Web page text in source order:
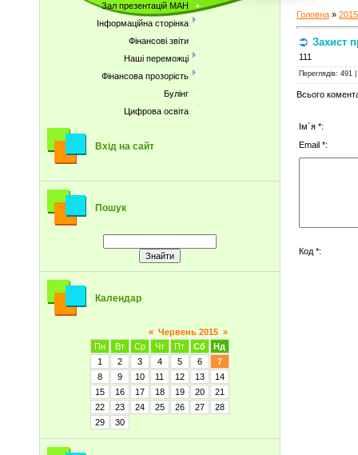
Зал презентацій МАН
Інформаційна сторінка
Фінансові звіти
Наші переможці
Фінансова прозорість
Булінг
Цифрова освіта
Вхід на сайт
Пошук
Календар
« Червень 2015 »
Пн
Вт Ср Чт Пт Сб
Нд
1
2 3 4 5 6
7
8
9 10 11 12 13
14
15
16 17 18 19 20
21
22
23 24 25 26 27
28
29
30
Головна » 2015
Захист
111
Переглядів: 491
Всього
Ім`я *:
Email *:
Код *: